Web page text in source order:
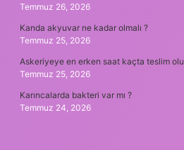
Temmuz 26, 2026
Kanda akyuvar ne kadar olmalı ?
Temmuz 25, 2026
Askeriyeye en erken saat kaçta teslim
Temmuz 25, 2026
Karıncalarda bakteri var mı ?
Temmuz 24, 2026